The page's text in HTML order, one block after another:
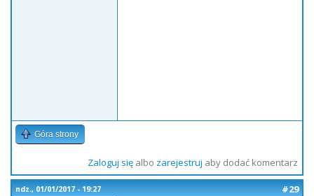
Góra strony
Zaloguj sięalbo zarejestruj aby dodać komentarz
ndz., 01/01/2017 - 19:27
#29